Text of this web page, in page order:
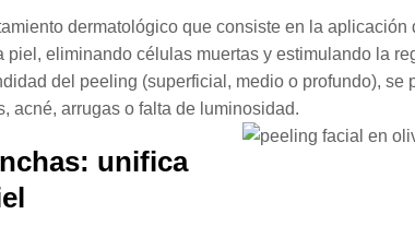
dermatológico que consiste en la
piel, eliminando células muertas y estimulando la
del peeling (superficial, medio o profundo), se
acné, arrugas o falta de luminosidad.
unifica